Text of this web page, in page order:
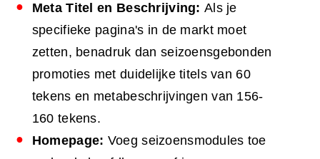
Meta Titel en Beschrijving: Als je
specifieke pagina's in de markt moet
zetten, benadruk dan seizoensgebonden
promoties met duidelijke titels van 60
tekens en metabeschrijvingen van 156-
160 tekens.
Homepage: Voeg seizoensmodules toe